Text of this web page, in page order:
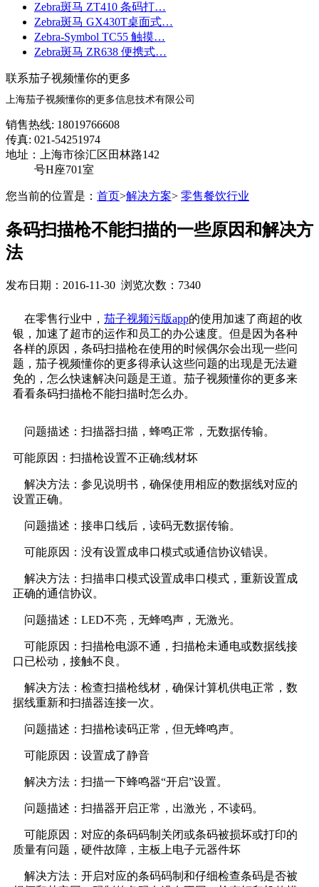
Zebra斑马 ZT410 条码打…
Zebra斑马 GX430T桌面式…
Zebra-Symbol TC55 触摸…
Zebra斑马 ZR638 便携式…
联系茄子视频懂你的更多
上海茄子视频懂你的更多信息技术有限公司
销售热线: 18019766608
传真: 021-54251974
地址：上海市徐汇区田林路142
号H座701室
您当前的位置是： 首页>解决方案> 零售餐饮行业
条码扫描枪不能扫描的一些原因和解决方
法
发布日期：2016-11-30 浏览次数：7340
在零售行业中， 茄子视频污版app的使用加速了商超的收
银，加速了超市的运作和员工的办公速度。但是因为各种
各样的原因，条码扫描枪在使用的时候偶尔会出现一些问
题，茄子视频懂你的更多得承认这些问题的出现是无法避
免的，怎么快速解决问题是王道。茄子视频懂你的更多来
看看条码扫描枪不能扫描时怎么办。
问题描述：扫描器扫描，蜂鸣正常，无数据传输。
可能原因：扫描枪设置不正确;线材坏
解决方法：参见说明书，确保使用相应的数据线对应的
设置正确。
问题描述：接串口线后，读码无数据传输。
可能原因：没有设置成串口模式或通信协议错误。
解决方法：扫描串口模式设置成串口模式，重新设置成
正确的通信协议。
问题描述：LED不亮，无蜂鸣声，无激光。
可能原因：扫描枪电源不通，扫描枪未通电或数据线接
口已松动，接触不良。
解决方法：检查扫描枪线材，确保计算机供电正常，数
据线重新和扫描器连接一次。
问题描述：扫描枪读码正常，但无蜂鸣声。
可能原因：设置成了静音
解决方法：扫描一下蜂鸣器“开启”设置。
问题描述：扫描器开启正常，出激光，不读码。
可能原因：对应的条码码制关闭或条码被损坏或打印的
质量有问题，硬件故障，主板上电子元器件坏
解决方法：开启对应的条码码制和仔细检查条码是否被